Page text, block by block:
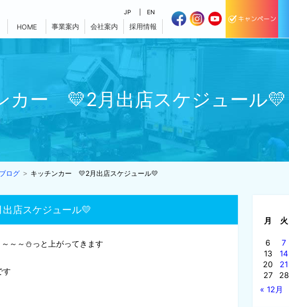
JP EN
HOME 事業案内 会社案内 採用情報
キャンペーン
カー 💛2月出店スケジュール💛
ログ キッチンカー 💛2月出店スケジュール💛
店スケジュール💛
～～⛄っと上がってきます
す
月
火
6
7
13
14
20
21
27
28
« 12月